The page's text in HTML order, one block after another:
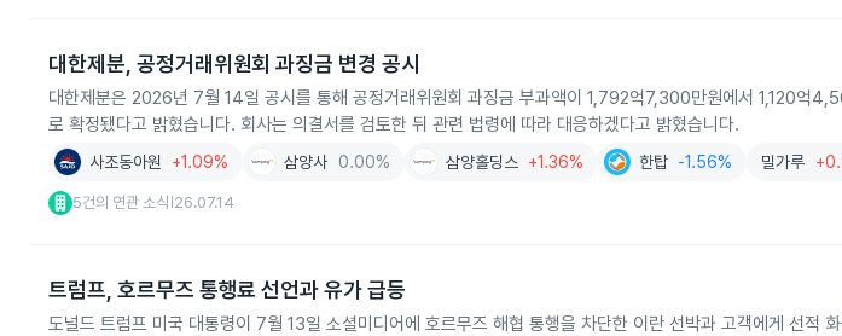
대한제분, 공정거래위원회 과징금 변경 공시
대한제분은 2026년 7월 14일 공시를 통해 공정거래위원회 과징금 부과액이 1,792억7,300만원에서 1,120억
로 확정됐다고 밝혔습니다. 회사는 의결서를 검토한 뒤 관련 법령에 따라 대응하겠다고 밝혔습니다.
사조동아원 +1.09% 삼양사 0.00% 삼양홀딩스 +1.36% 한탑 -1.56% 밀가루
5건의 연관 소식 26.07.14
트럼프, 호르무즈 통행료 선언과 유가 급등
도널드 트럼프 미국 대통령이 7월 13일 소셜미디어에 호르무즈 해협 통행을 차단한 이란 선박과 고객에게 선적